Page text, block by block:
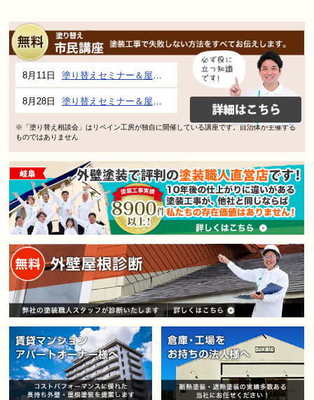
8月11日 塗り替えセミナー＆屋根、外壁の塗り替え市民講座 inぎふメディアコスモス
8月28日 塗り替えセミナー＆屋根、外壁の塗り替え市民講座 inぎふメディアコスモス
※「塗り替え相談会」はリペイン工房が独自に開催している講座です。自治体が主催する
ものではありません